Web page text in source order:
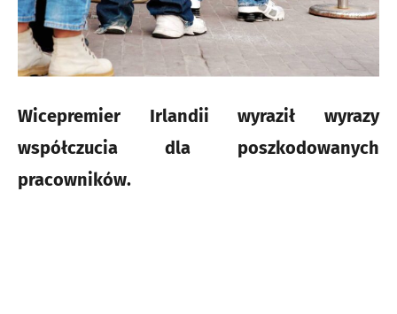
Wicepremier Irlandii wyraził wyrazy
współczucia dla poszkodowanych
pracowników.